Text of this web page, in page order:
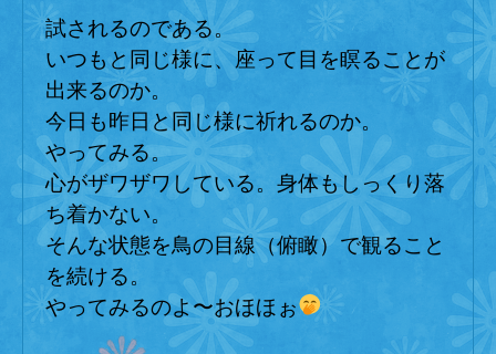
試されるのである。
いつもと同じ様に、座って目を瞑ることが
出来るのか。
今日も昨日と同じ様に祈れるのか。
やってみる。
心がザワザワしている。身体もしっくり落
ち着かない。
そんな状態を鳥の目線（俯瞰）で観ること
を続ける。
やってみるのよ〜おほほぉ